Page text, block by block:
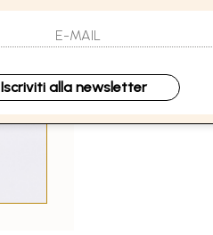
ALTRI
elasticizzata
CONDIVIDI:
Iscriviti alla newsletter